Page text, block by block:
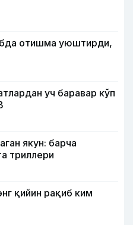
отишма уюштирди,
уч баравар кўп
якун: барча
триллери
қийин рақиб ким